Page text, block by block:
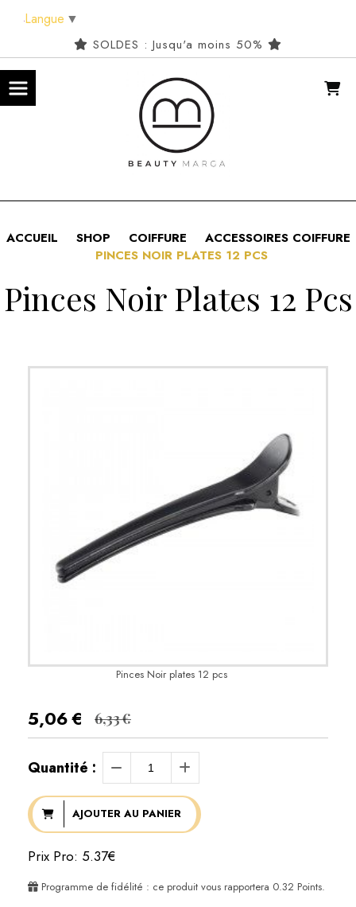
SOLDES : Jusqu'a moins 50%
ACCUEIL SHOP COIFFURE
ACCESSOIRES COIFFURE
PINCES NOIR PLATES 12 PCS
Pinces Noir Plates 12 Pcs
Pinces Noir plates 12 pcs
5,06€ 6,33€
Quantité :
AJOUTER AU PANIER
Prix Pro: 5.37€
Programme de fidélité : ce produit vous rapportera 0.32 Points.
Langue ▼